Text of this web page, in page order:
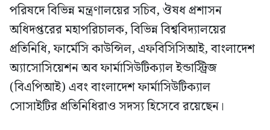
পরিষদে বিভিন্ন মন্ত্রণালয়ের সচিব, ঔষধ প্রশাসন
অধিদপ্তরের মহাপরিচালক, বিভিন্ন বিশ্ববিদ্যালয়ের
প্রতিনিধি, ফার্মেসি কাউন্সিল, এফবিসিসিআই, বাংলাদেশ
অ্যাসোসিয়েশন অব ফার্মাসিউটিক্যাল ইন্ডাস্ট্রিজ
(বিএপিআই) এবং বাংলাদেশ ফার্মাসিউটিক্যাল
সোসাইটির প্রতিনিধিরাও সদস্য হিসেবে রয়েছেন।